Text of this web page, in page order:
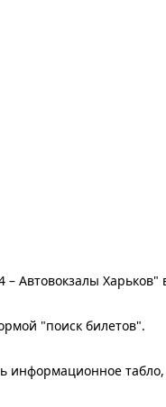
Автовокзалы
"поиск билетов".
информационное